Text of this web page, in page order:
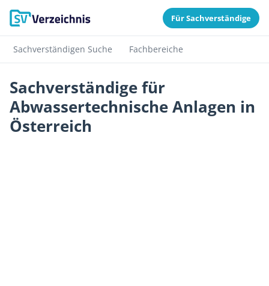
Für Sachverständige
Sachverständigen Suche Fachbereiche
Sachverständige für
Abwassertechnische Anlagen in
Österreich